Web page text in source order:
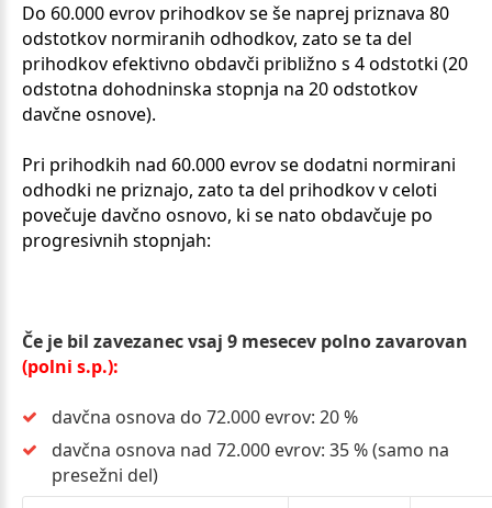
Do 60.000 evrov prihodkov se še naprej priznava 80
odstotkov normiranih odhodkov, zato se ta del
prihodkov efektivno obdavči približno s 4 odstotki (20
odstotna dohodninska stopnja na 20 odstotkov
davčne osnove).
Pri prihodkih nad 60.000 evrov se dodatni normirani
odhodki ne priznajo, zato ta del prihodkov v celoti
povečuje davčno osnovo, ki se nato obdavčuje po
progresivnih stopnjah:
Če je bil zavezanec vsaj 9 mesecev polno zavarovan
(polni s.p.):
davčna osnova do 72.000 evrov: 20 %
davčna osnova nad 72.000 evrov: 35 % (samo na
presežni del)